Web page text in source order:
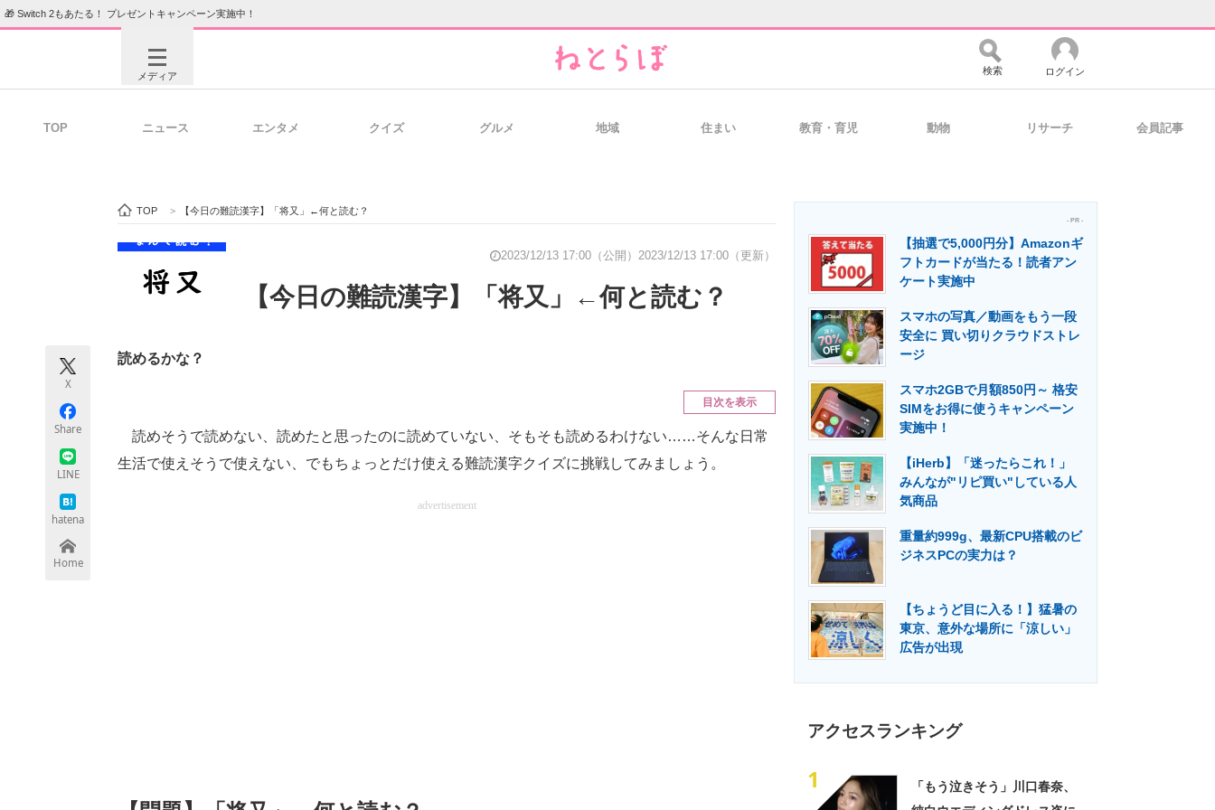
🎁 Switch 2もあたる！ プレゼントキャンペーン実施中！
メディア
ビジネスと働き方のヒント 経営リーダーのコミュニティ マーケ×ITの今がよく分かる
製造業のIT導入・活用を支援
エネルギーの専門メディア 建設×テクノロジーの最前線
検索 ログイン
TOP ニュース エンタメ クイズ グルメ 地域 住まい 教育・育児 動物 リサーチ 会員記事
TOP > 【今日の難読漢字】「将又」←何と読む？
2023/12/13 17:00（公開） 2023/12/13 17:00（更新）
【今日の難読漢字】「将又」←何と読む？
X
Share
LINE
hatena
Home
読めるかな？
目次を表示
読めそうで読めない、読めたと思ったのに読めていない、そもそも読めるわけない……そんな日常
生活で使えそうで使えない、でもちょっとだけ使える難読漢字クイズに挑戦してみましょう。
advertisement
- PR -
【抽選で5,000円分】Amazonギ
フトカードが当たる！読者アン
ケート実施中
スマホの写真／動画をもう一段
安全に 買い切りクラウドストレ
ージ
スマホ2GBで月額850円～ 格安
SIMをお得に使うキャンペーン
実施中！
【iHerb】「迷ったらこれ！」
みんなが"リピ買い"している人
気商品
重量約999g、最新CPU搭載のビ
ジネスPCの実力は？
【ちょうど目に入る！】猛暑の
東京、意外な場所に「涼しい」
広告が出現
アクセスランキング
1
「もう泣きそう」川口春奈、